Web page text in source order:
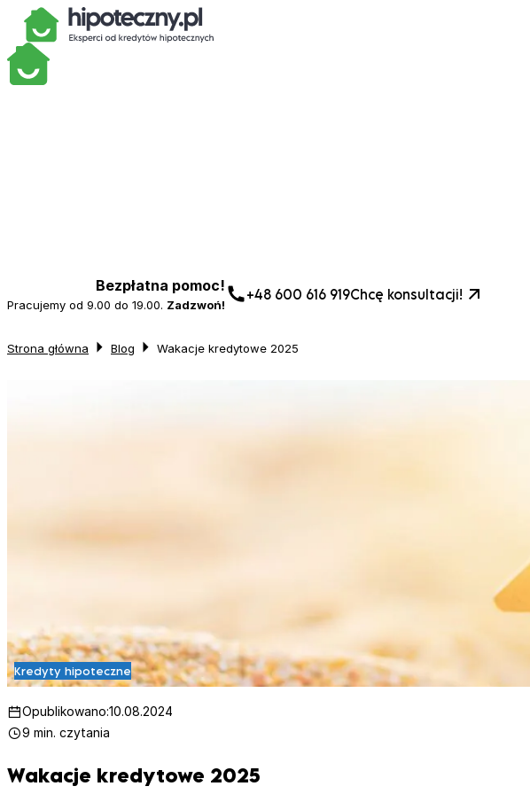
Bezpłatna pomoc!
Pracujemy od 9.00 do 19.00. Zadzwoń!
+48 600 616 919Chcę konsultacji!
Strona główna Blog Wakacje kredytowe 2025
Kredyty hipoteczne
Opublikowano:10.08.2024
9 min. czytania
Wakacje kredytowe 2025